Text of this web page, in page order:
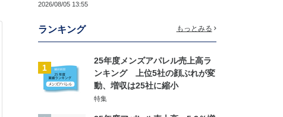
2026/08/05 13:55
ランキング もっとみる
1
25年度メンズアパレル売上高ラ
ンキング 上位5社の顔ぶれが変
動、増収は25社に縮小
特集